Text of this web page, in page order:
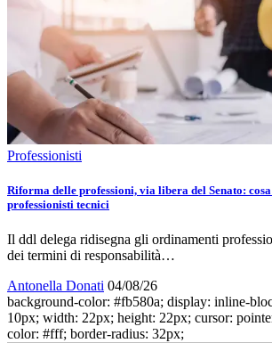
Professionisti
Riforma delle professioni, via libera del Senato:
professionisti tecnici
Il ddl delega ridisegna gli ordinamenti
dei termini di responsabilità…
Antonella Donati 04/08/26
background-color: #fb580a; display: inline-
10px; width: 22px; height: 22px; cursor:
color: #fff; border-radius: 32px;